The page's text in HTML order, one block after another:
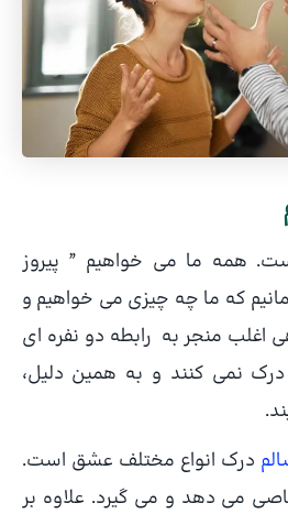
همه ما می خواهیم ” پیروز
که ما چه چیزی می خواهیم و
اغلب منجر به رابطه دو نفره ای
نمی کنند و به همین دلیل،
درک انواع مختلف عشق است.
می دهد و می گیرد. علاوه بر